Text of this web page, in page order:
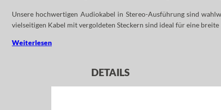
Unsere hochwertigen Audiokabel in Stereo-Ausführung sind
vielseitigen Kabel mit vergoldeten Steckern sind ideal für eine
Weiterlesen
DETAILS